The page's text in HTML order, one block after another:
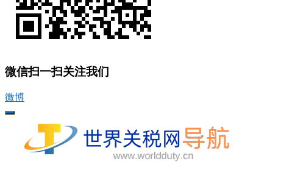
微信扫一扫关注我们
微博
打